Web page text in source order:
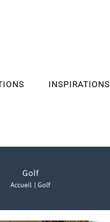
INSPIRATIONS
Golf
Accueil Golf